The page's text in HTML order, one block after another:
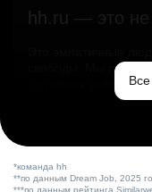
hh.ru — это не
свободы. Мы
по поиску работы в
*команда hh
**по данным Dream Job, 2025
***по данным рейтинга